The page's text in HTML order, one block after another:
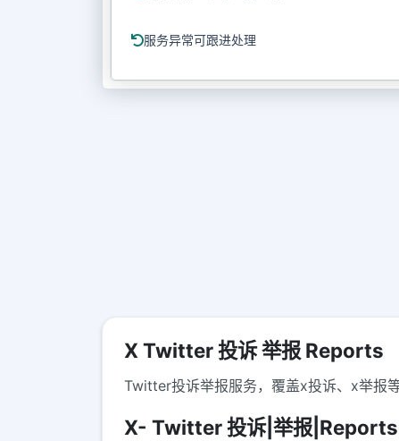
服务异常可跟进处理
X Twitter 投诉 举报 Reports
Twitter投诉举报服务，覆盖x投诉、x举报
X- Twitter 投诉|举报|Reports